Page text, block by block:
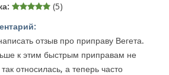
(5)
отзыв про приправу Вегета.
к этим быстрым приправам не
относилась, а теперь часто